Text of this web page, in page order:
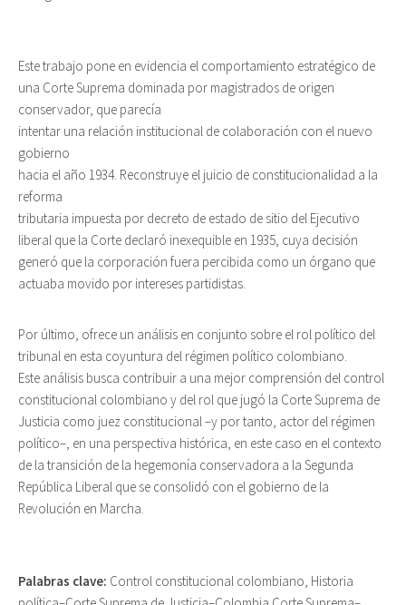
Este trabajo pone en evidencia el comportamiento estratégico de
una Corte Suprema dominada por magistrados de origen
conservador, que parecía
intentar una relación institucional de colaboración con el nuevo
gobierno
hacia el año 1934. Reconstruye el juicio de constitucionalidad a la
reforma
tributaria impuesta por decreto de estado de sitio del Ejecutivo
liberal que la Corte declaró inexequible en 1935, cuya decisión
generó que la corporación fuera percibida como un órgano que
actuaba movido por intereses partidistas.
Por último, ofrece un análisis en conjunto sobre el rol político del
tribunal en esta coyuntura del régimen político colombiano.
Este análisis busca contribuir a una mejor comprensión del control
constitucional colombiano y del rol que jugó la Corte Suprema de
Justicia como juez constitucional –y por tanto, actor del régimen
político–, en una perspectiva histórica, en este caso en el contexto
de la transición de la hegemonía conservadora a la Segunda
República Liberal que se consolidó con el gobierno de la
Revolución en Marcha.
Palabras clave: Control constitucional colombiano, Historia